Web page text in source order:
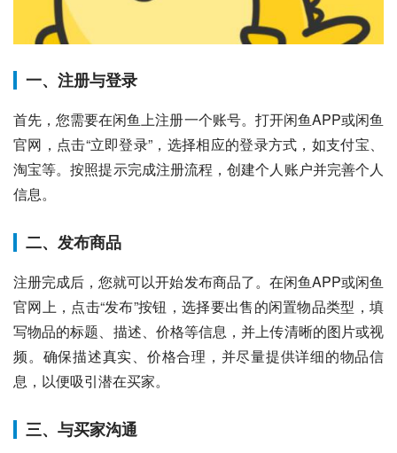
一、注册与登录
首先，您需要在闲鱼上注册一个账号。打开闲鱼APP或闲鱼
官网，点击“立即登录”，选择相应的登录方式，如支付宝、
淘宝等。按照提示完成注册流程，创建个人账户并完善个人
信息。
二、发布商品
注册完成后，您就可以开始发布商品了。在闲鱼APP或闲鱼
官网上，点击“发布”按钮，选择要出售的闲置物品类型，填
写物品的标题、描述、价格等信息，并上传清晰的图片或视
频。确保描述真实、价格合理，并尽量提供详细的物品信
息，以便吸引潜在买家。
三、与买家沟通